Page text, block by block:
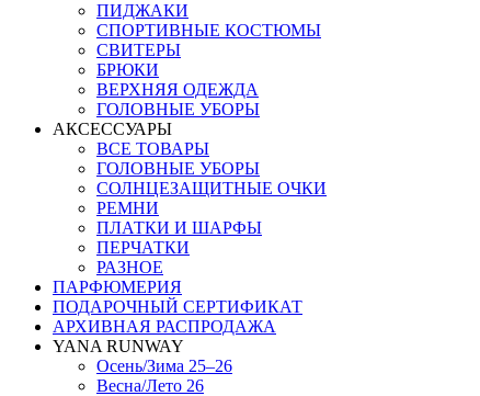
ПИДЖАКИ
СПОРТИВНЫЕ КОСТЮМЫ
СВИТЕРЫ
БРЮКИ
ВЕРХНЯЯ ОДЕЖДА
ГОЛОВНЫЕ УБОРЫ
АКСЕССУАРЫ
ВСЕ ТОВАРЫ
ГОЛОВНЫЕ УБОРЫ
СОЛНЦЕЗАЩИТНЫЕ ОЧКИ
РЕМНИ
ПЛАТКИ И ШАРФЫ
ПЕРЧАТКИ
РАЗНОЕ
ПАРФЮМЕРИЯ
ПОДАРОЧНЫЙ СЕРТИФИКАТ
АРХИВНАЯ РАСПРОДАЖА
YANA RUNWAY
Осень/Зима 25–26
Весна/Лето 26